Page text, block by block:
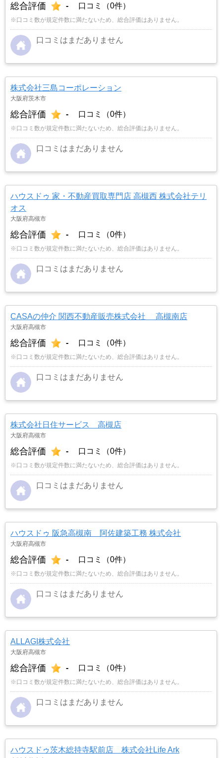
総合評価 - 口コミ（0件）
※口コミ数が規定件数に満たないため、総合評価はありません。
口コミはまだありません
株式会社三島コーポレーション
大阪府茨木市
総合評価 - 口コミ（0件）
※口コミ数が規定件数に満たないため、総合評価はありません。
口コミはまだありません
ハウスドゥ 家・不動産買取専門店 高槻西 株式会社テリ
オス
大阪府高槻市
総合評価 - 口コミ（0件）
※口コミ数が規定件数に満たないため、総合評価はありません。
口コミはまだありません
CASAの仲介 関西不動産販売株式会社 高槻南店
大阪府高槻市
総合評価 - 口コミ（0件）
※口コミ数が規定件数に満たないため、総合評価はありません。
口コミはまだありません
株式会社日住サービス 高槻店
大阪府高槻市
総合評価 - 口コミ（0件）
※口コミ数が規定件数に満たないため、総合評価はありません。
口コミはまだありません
ハウスドゥ 阪急高槻南 阿佐建築工務 株式会社
大阪府高槻市
総合評価 - 口コミ（0件）
※口コミ数が規定件数に満たないため、総合評価はありません。
口コミはまだありません
ALLAGI株式会社
大阪府高槻市
総合評価 - 口コミ（0件）
※口コミ数が規定件数に満たないため、総合評価はありません。
口コミはまだありません
ハウスドゥ茨木総持寺駅前店 株式会社Life Ark